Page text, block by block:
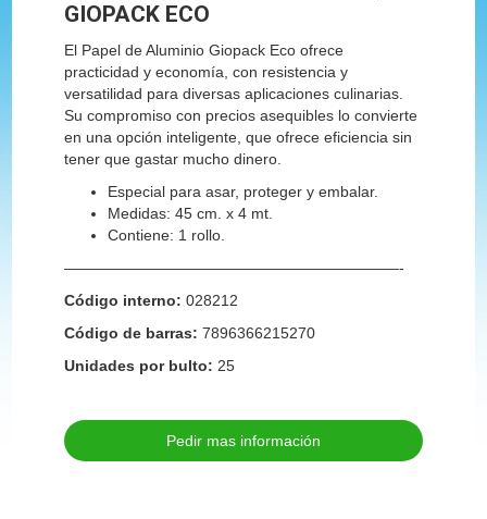
GIOPACK ECO
El Papel de Aluminio Giopack Eco ofrece
practicidad y economía, con resistencia y
versatilidad para diversas aplicaciones culinarias.
Su compromiso con precios asequibles lo convierte
en una opción inteligente, que ofrece eficiencia sin
tener que gastar mucho dinero.
Especial para asar, proteger y embalar.
Medidas: 45 cm. x 4 mt.
Contiene: 1 rollo.
——————————————————————-
Código interno: 028212
Código de barras: 7896366215270
Unidades por bulto: 25
Pedir mas información